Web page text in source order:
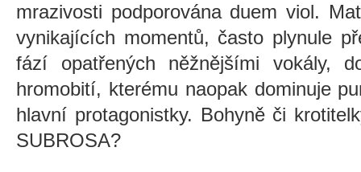
mrazivosti podporována duem viol.
vynikajících momentů, často plynule
fází opatřených něžnějšími vokály,
hromobití, kterému naopak dominuje
hlavní protagonistky. Bohyně či
SUBROSA?